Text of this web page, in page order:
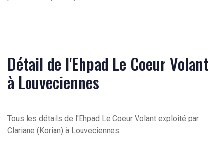
Détail de l'Ehpad Le Coeur Volant
à Louveciennes
Tous les détails de l'Ehpad Le Coeur Volant exploité par
Clariane (Korian) à Louveciennes.